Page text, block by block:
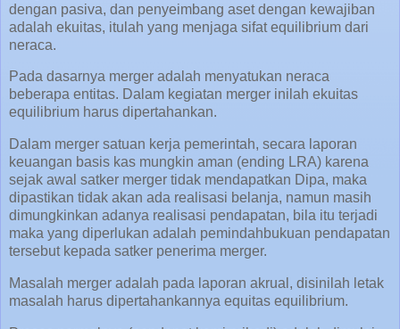
dengan pasiva, dan penyeimbang aset dengan kewajiban
adalah ekuitas, itulah yang menjaga sifat equilibrium dari
neraca.
Pada dasarnya merger adalah menyatukan neraca
beberapa entitas. Dalam kegiatan merger inilah ekuitas
equilibrium harus dipertahankan.
Dalam merger satuan kerja pemerintah, secara laporan
keuangan basis kas mungkin aman (ending LRA) karena
sejak awal satker merger tidak mendapatkan Dipa, maka
dipastikan tidak akan ada realisasi belanja, namun masih
dimungkinkan adanya realisasi pendapatan, bila itu terjadi
maka yang diperlukan adalah pemindahbukuan pendapatan
tersebut kepada satker penerima merger.
Masalah merger adalah pada laporan akrual, disinilah letak
masalah harus dipertahankannya equitas equilibrium.